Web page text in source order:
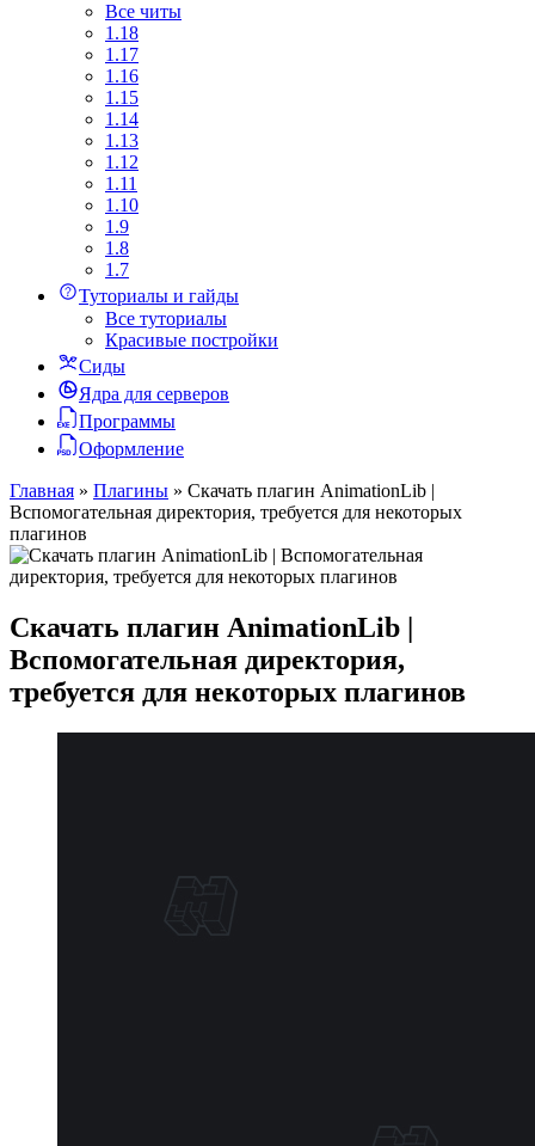
Все читы
1.18
1.17
1.16
1.15
1.14
1.13
1.12
1.11
1.10
1.9
1.8
1.7
Туториалы и гайды
Все туториалы
Красивые постройки
Сиды
Ядра для серверов
Программы
Оформление
Главная » Плагины » Скачать плагин AnimationLib |
Вспомогательная директория, требуется для некоторых
плагинов
Скачать плагин AnimationLib |
Вспомогательная директория,
требуется для некоторых плагинов